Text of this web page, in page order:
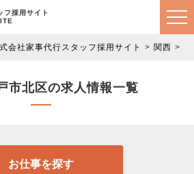
フ採用サイト
会社家事代行スタッフ採用サイト 関西
市北区の求人情報一覧
お仕事を探す